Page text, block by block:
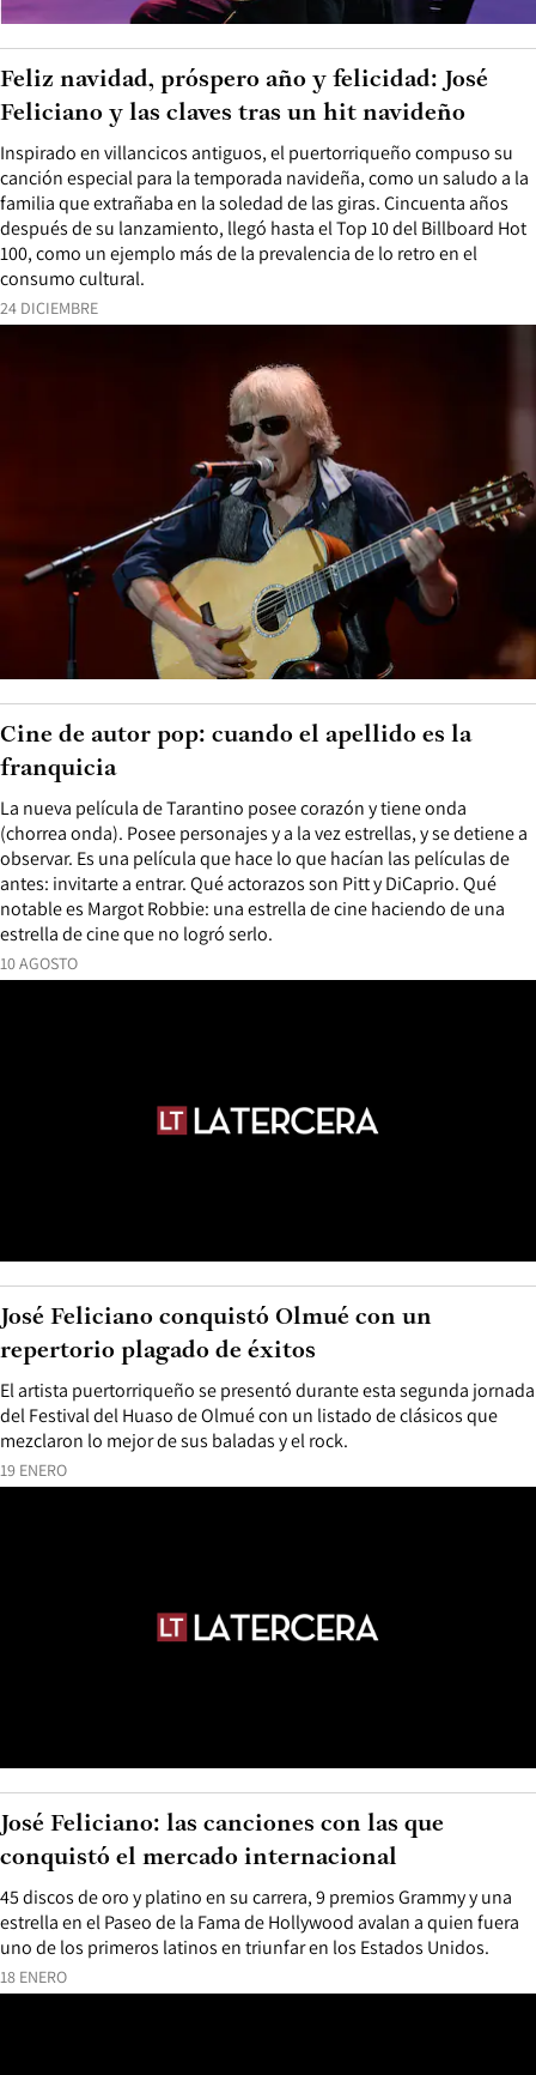
24 DICIEMBRE
Inspirado en villancicos antiguos, el puertorriqueño compuso su
canción especial para la temporada navideña, como un saludo a la
familia que extrañaba en la soledad de las giras. Cincuenta años
después de su lanzamiento, llegó hasta el Top 10 del Billboard Hot
100, como un ejemplo más de la prevalencia de lo retro en el
consumo cultural.
Feliz navidad, próspero año y felicidad: José
Feliciano y las claves tras un hit navideño
10 AGOSTO
La nueva película de Tarantino posee corazón y tiene onda
(chorrea onda). Posee personajes y a la vez estrellas, y se detiene a
observar. Es una película que hace lo que hacían las películas de
antes: invitarte a entrar. Qué actorazos son Pitt y DiCaprio. Qué
notable es Margot Robbie: una estrella de cine haciendo de una
estrella de cine que no logró serlo.
Cine de autor pop: cuando el apellido es la
franquicia
19 ENERO
El artista puertorriqueño se presentó durante esta segunda jornada
del Festival del Huaso de Olmué con un listado de clásicos que
mezclaron lo mejor de sus baladas y el rock.
José Feliciano conquistó Olmué con un
repertorio plagado de éxitos
18 ENERO
45 discos de oro y platino en su carrera, 9 premios Grammy y una
estrella en el Paseo de la Fama de Hollywood avalan a quien fuera
uno de los primeros latinos en triunfar en los Estados Unidos.
José Feliciano: las canciones con las que
conquistó el mercado internacional